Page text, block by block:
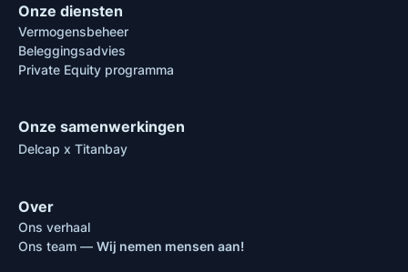
Onze diensten
Vermogensbeheer
Beleggingsadvies
Private Equity programma
Onze samenwerkingen
Delcap x Titanbay
Over
Ons verhaal
Ons team — Wij nemen mensen aan!